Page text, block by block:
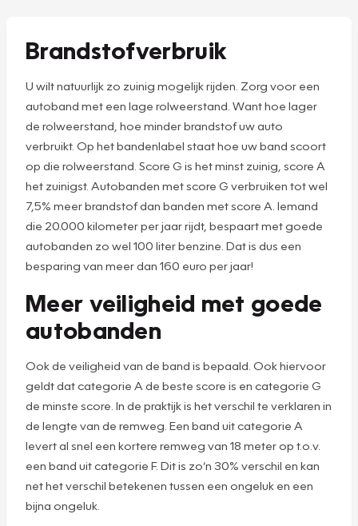
Brandstofverbruik
U wilt natuurlijk zo zuinig mogelijk rijden. Zorg voor een
autoband met een lage rolweerstand. Want hoe lager
de rolweerstand, hoe minder brandstof uw auto
verbruikt. Op het bandenlabel staat hoe uw band scoort
op die rolweerstand. Score G is het minst zuinig, score A
het zuinigst. Autobanden met score G verbruiken tot wel
7,5% meer brandstof dan banden met score A. Iemand
die 20.000 kilometer per jaar rijdt, bespaart met goede
autobanden zo wel 100 liter benzine. Dat is dus een
besparing van meer dan 160 euro per jaar!
Meer veiligheid met goede
autobanden
Ook de veiligheid van de band is bepaald. Ook hiervoor
geldt dat categorie A de beste score is en categorie G
de minste score. In de praktijk is het verschil te verklaren in
de lengte van de remweg. Een band uit categorie A
levert al snel een kortere remweg van 18 meter op t.o.v.
een band uit categorie F. Dit is zo’n 30% verschil en kan
net het verschil betekenen tussen een ongeluk en een
bijna ongeluk.